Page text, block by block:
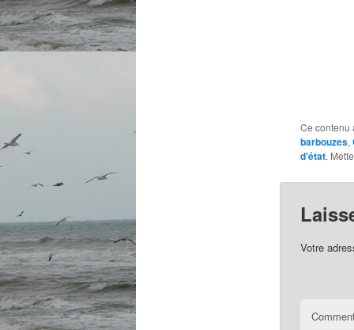
Ce contenu
barbouzes,
d'état.
Votre